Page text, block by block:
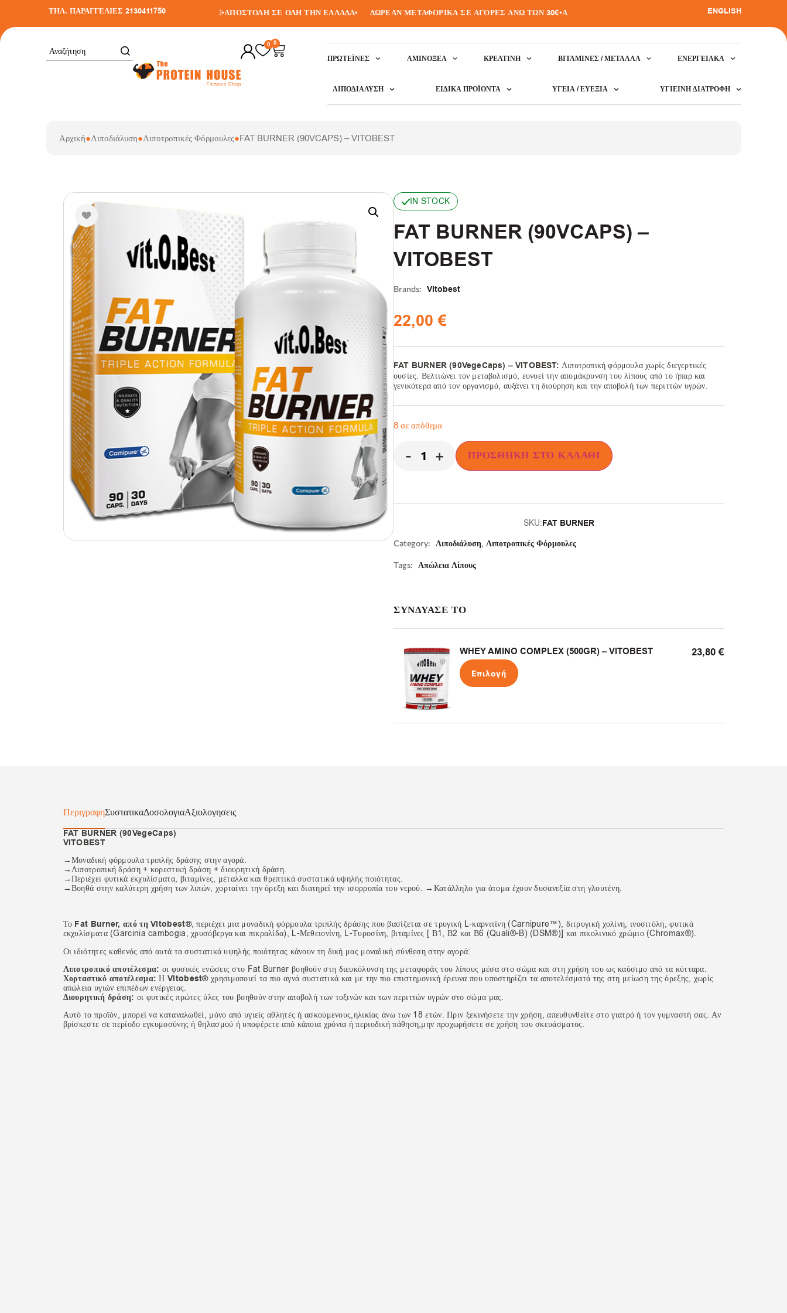
ΤΗΛ. ΠΑΡΑΓΓΕΛΙΕΣ 2130411750
ΔΩΡΕΑΝ ΜΕΤΑΦΟΡΙΚΑ ΣΕ ΑΓΟΡΕΣ ΑΝΩ ΤΩΝ 30€ ΑΠΟΣΤΟΛΗ ΣΕ ΟΛΗ ΤΗΝ ΕΛΛΑΔΑ• ΔΩΡΕΑΝ ΜΕΤΑΦΟΡΙΚΑ ΣΕ ΑΓΟΡΕΣ ΑΝΩ ΤΩΝ 30€•ΑΠΟΣΤΟΛΗ ΣΕ ΟΛΗ ΤΗΝ ΕΛΛΑΔΑ ENGLISH
0 0
ΠΡΩΤΕΪ́ΝΕΣ ΑΜΙΝΟΞΈΑ ΚΡΕΑΤΙΝΗ ΒΙΤΑΜΊΝΕΣ / ΜΈΤΑΛΛΑ ΕΝΕΡΓΕΙΑΚΆ
ΛΙΠΟΔΙΆΛΥΣΗ ΕΙΔΙΚΆ ΠΡΟΪΌΝΤΑ ΥΓΕΊΑ / ΕΥΕΞΊΑ ΥΓΙΕΙΝΉ ΔΙΑΤΡΟΦΉ
Αρχική●Λιποδιάλυση●Λιποτροπικές Φόρμουλες●FAT BURNER (90VCAPS) – VITOBEST
IN STOCK
FAT BURNER (90VCAPS) –
VITOBEST
Brands: Vitobest
22,00€
FAT BURNER (90VegeCaps) – VITOBEST: Λιποτροπική φόρμουλα χωρίς διεγερτικές
ουσίες. Βελτιώνει τον μεταβολισμό, ευνοεί την απομάκρυνση του λίπους από το ήπαρ και
γενικότερα από τον οργανισμό, αυξάνει τη διούρηση και την αποβολή των περιττών υγρών.
8 σε απόθεμα
- + ΠΡΟΣΘΉΚΗ ΣΤΟ ΚΑΛΆΘΙ
SKU:FAT BURNER
Category: Λιποδιάλυση, Λιποτροπικές Φόρμουλες
Tags: Απώλεια Λίπους
ΣΥΝΔΥΑΣΕ ΤΟ
WHEY AMINO COMPLEX (500GR) – VITOBEST 23,80€
Επιλογή
ΠεριγραφηΣυστατικαΔοσολογιαΑξιολογησεις
FAT BURNER (90VegeCaps)
VITOBEST
→Μοναδική φόρμουλα τριπλής δράσης στην αγορά.
→Λιποτροπική δράση + κορεστική δράση + διουρητική δράση.
→Περιέχει φυτικά εκχυλίσματα, βιταμίνες, μέταλλα και θρεπτικά συστατικά υψηλής ποιότητας.
→Βοηθά στην καλύτερη χρήση των λιπών, χορταίνει την όρεξη και διατηρεί την ισορροπία του νερού. →Κατάλληλο για άτομα έχουν δυσανεξία στη γλουτένη.
Το Fat Burner, από τη Vitobest®, περιέχει μια μοναδική φόρμουλα τριπλής δράσης που βασίζεται σε τρυγική L-καρνιτίνη (Carnipure™), διτρυγική χολίνη, ινοσιτόλη, φυτικά
εκχυλίσματα (Garcinia cambogia, χρυσόβεργα και πικραλίδα), L-Μεθειονίνη, L-Τυροσίνη, βιταμίνες [ Β1, Β2 και Β6 (Quali®-B) (DSM®)] και πικολινικό χρώμιο (Chromax®).
Οι ιδιότητες καθενός από αυτά τα συστατικά υψηλής ποιότητας κάνουν τη δική μας μοναδική σύνθεση στην αγορά:
Λιποτροπικό αποτέλεσμα: οι φυσικές ενώσεις στο Fat Burner βοηθούν στη διευκόλυνση της μεταφοράς του λίπους μέσα στο σώμα και στη χρήση του ως καύσιμο από τα κύτταρα.
Χορταστικό αποτέλεσμα: ΗVitobest®χρησιμοποιεί τα πιο αγνά συστατικά και με την πιο επιστημονική έρευνα που υποστηρίζει τα αποτελέσματά της στη μείωση της όρεξης, χωρίς
απώλεια υγιών επιπέδων ενέργειας.
Διουρητική δράση: οι φυτικές πρώτες ύλες του βοηθούν στην αποβολή των τοξινών και των περιττών υγρών στο σώμα μας.
Αυτό το προϊόν, μπορεί να καταναλωθεί, μόνο από υγιείς αθλητές ή ασκούμενους,ηλικίας άνω των 18 ετών. Πριν ξεκινήσετε την χρήση, απευθυνθείτε στο γιατρό ή τον γυμναστή σας. Αν
βρίσκεστε σε περίοδο εγκυμοσύνης ή θηλασμού ή υποφέρετε από κάποια χρόνια ή περιοδική πάθηση,μην προχωρήσετε σε χρήση του σκευάσματος.